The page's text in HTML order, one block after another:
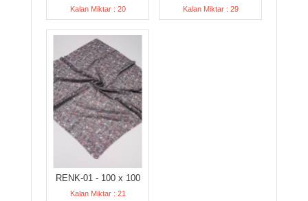
Kalan Miktar : 20 Kalan Miktar : 29
RENK-01 - 100 x 100
Kalan Miktar : 21